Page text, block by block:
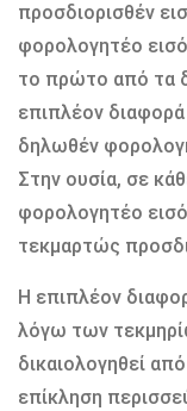
προσδιορισθέν
φορολογητέο
το πρώτο από τα
επιπλέον
δηλωθέν
Στην ουσία, σε
φορολογητέο
τεκμαρτώς
Η επιπλέον
λόγω των
δικαιολογηθεί
επίκληση